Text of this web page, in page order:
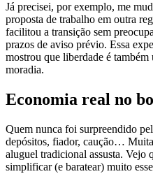
Já precisei, por exemplo, me
proposta de trabalho em outra
facilitou a transição sem
prazos de aviso prévio. Essa
mostrou que liberdade é também
moradia.
Economia real no
Quem nunca foi surpreendido
depósitos, fiador, caução…
aluguel tradicional assusta. Vejo
simplificar (e baratear) muito